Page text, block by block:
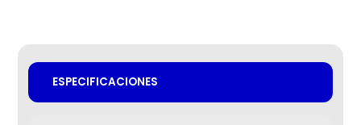
ESPECIFICACIONES